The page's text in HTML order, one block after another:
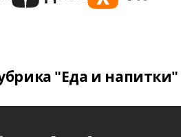
"Еда и напитки"